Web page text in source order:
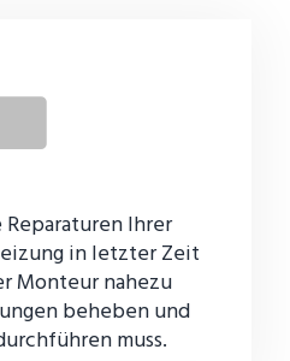
Ihrer
in letzter Zeit
Monteur nahezu
beheben und
muss.